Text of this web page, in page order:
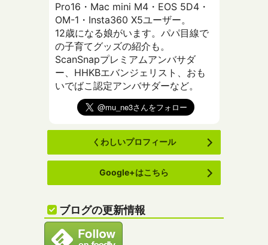
Pro16・Mac mini M4・EOS 5D4・
OM-1・Insta360 X5ユーザー。
12歳になる娘がいます。パパ目線で
の子育てグッズの紹介も。
ScanSnapプレミアムアンバサダ
ー、HHKBエバンジェリスト、おも
いでばこ認定アンバサダーなど。
くわしいプロフィール
Google+はこちら
ブログの更新情報